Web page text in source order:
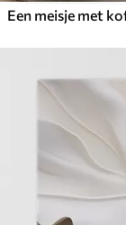
Een meisje met